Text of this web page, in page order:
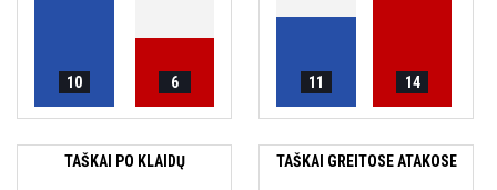
10 6 11 14
TAŠKAI PO KLAIDŲ TAŠKAI GREITOSE ATAKOSE